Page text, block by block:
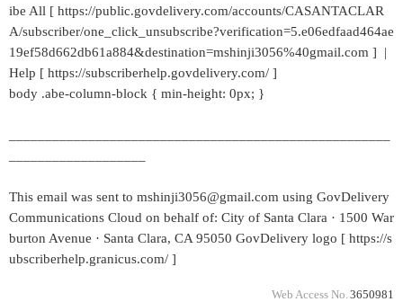
ibe All [ https://public.govdelivery.com/accounts/CASANTACLAR
A/subscriber/one_click_unsubscribe?verification=5.e06edfaad464ae
19ef58d662db61a884&destination=mshinji3056%40gmail.com ] |
Help [ https://subscriberhelp.govdelivery.com/ ]
body .abe-column-block { min-height: 0px; }
This email was sent to mshinji3056@gmail.com using GovDelivery
Communications Cloud on behalf of: City of Santa Clara · 1500 War
burton Avenue · Santa Clara, CA 95050 GovDelivery logo [ https://s
ubscriberhelp.granicus.com/ ]
Web Access No. 3650981